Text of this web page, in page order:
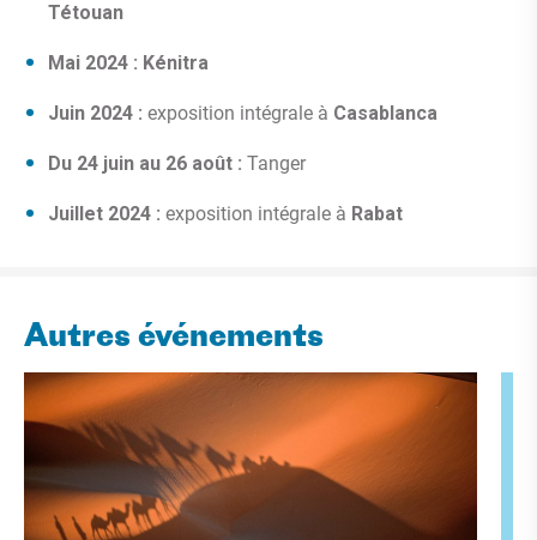
Tétouan
Mai 2024 : Kénitra
Juin 2024 : exposition intégrale à Casablanca
Du 24 juin au 26 août : Tanger
Juillet 2024 : exposition intégrale à Rabat
Autres événements